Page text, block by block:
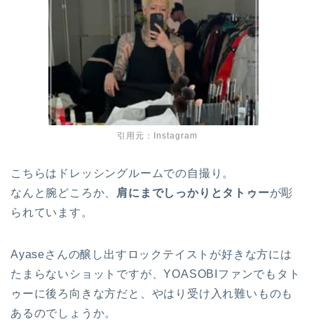
引用元：Instagram
こちらはドレッシングルームでの自撮り。
なんと腕どころか、 肩にまでしっかりとタトゥーが彫
られています。
Ayaseさんの醸し出すロックテイストが好きな方には
たまらないショットですが、YOASOBIファンでもタト
ゥーに後ろ向きな方だと、やはり受け入れ難いものも
あるのでしょうか。